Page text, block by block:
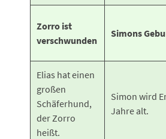
Zorro ist
verschwunden
Simons
Elias hat einen
großen
Schäferhund,
der Zorro
heißt.
Simon wird
Jahre alt.